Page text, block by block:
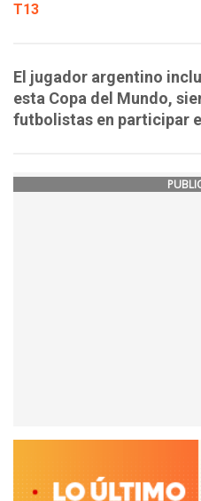
T13
El jugador argentino
esta Copa del Mundo,
futbolistas en participar